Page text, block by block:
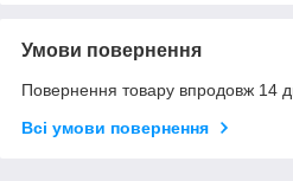
Умови повернення
Повернення товару впродовж 14
Всі умови повернення